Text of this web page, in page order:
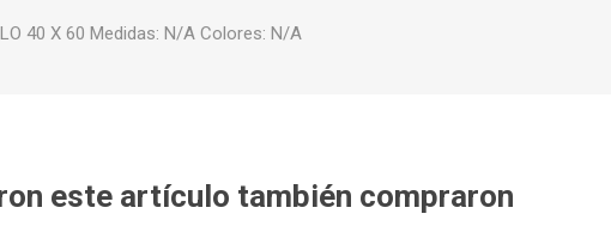
40 X 60 Medidas: N/A Colores: N/A
este artículo también compraron